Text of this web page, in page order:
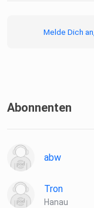
Melde Dich
Abonnenten
abw
Tron
Hanau